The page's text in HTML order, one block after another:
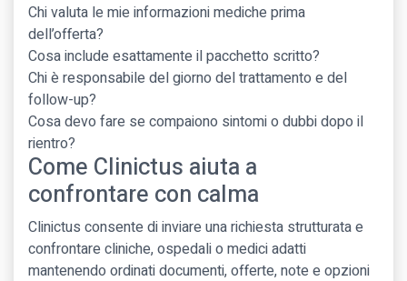
Chi valuta le mie informazioni mediche prima
dell’offerta?
Cosa include esattamente il pacchetto scritto?
Chi è responsabile del giorno del trattamento e del
follow-up?
Cosa devo fare se compaiono sintomi o dubbi dopo il
rientro?
Come Clinictus aiuta a
confrontare con calma
Clinictus consente di inviare una richiesta strutturata e
confrontare cliniche, ospedali o medici adatti
mantenendo ordinati documenti, offerte, note e opzioni